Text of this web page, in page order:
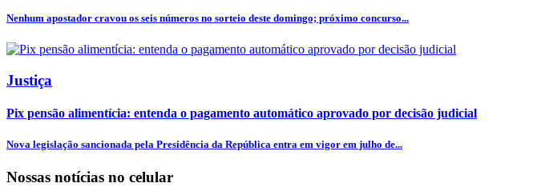
Nenhum apostador cravou os seis números no sorteio deste domingo; próximo concurso...
Justiça
Pix pensão alimentícia: entenda o pagamento automático aprovado por decisão judicial
Nova legislação sancionada pela Presidência da República entra em vigor em julho de...
Nossas notícias no celular